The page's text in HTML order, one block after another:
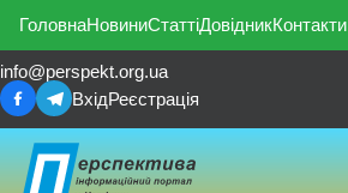
ГоловнаНовиниСтаттіДовідникКонтакти
info@perspekt.org.ua
ВхідРеєстрація